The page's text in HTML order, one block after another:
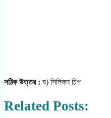
সঠিক উত্তর : ঘ) সিলিকন চিপ
Related Posts: